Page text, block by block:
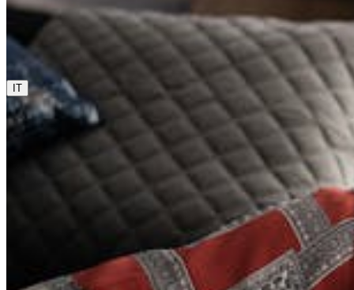
0800 00 48 48
La lingua corrente è italiano. Se vuoi cambiarla, scegline
un'altra da questo menu.
IT